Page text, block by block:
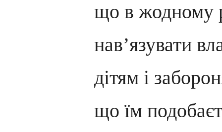
що в жодному
нав’язувати
дітям і
що їм